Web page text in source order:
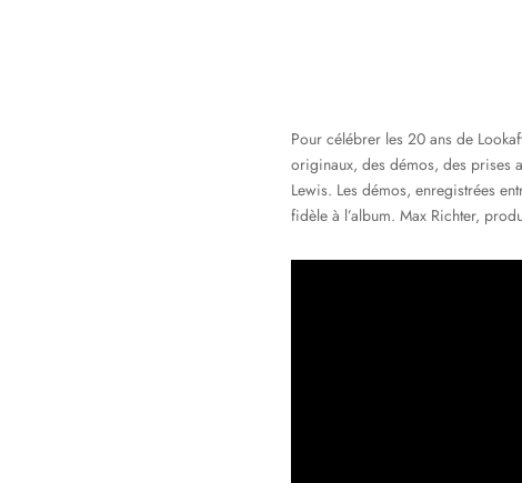
Pour célébrer les 20 ans de
originaux, des démos, des prises
Lewis. Les démos, enregistrées
fidèle à l’album. Max Richter,